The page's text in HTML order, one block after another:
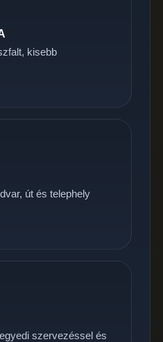
kisebb
út és telephely
szervezéssel és